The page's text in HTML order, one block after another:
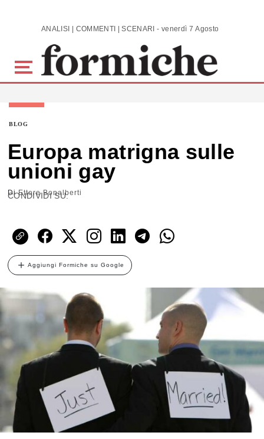
Skip to main content ANALISI | COMMENTI | SCENARI - venerdì 7 Agosto 2026
BLOG
Europa matrigna sulle
unioni gay
DiEttore Bonalberti
CONDIVIDI SU:
Aggiungi Formiche su Google